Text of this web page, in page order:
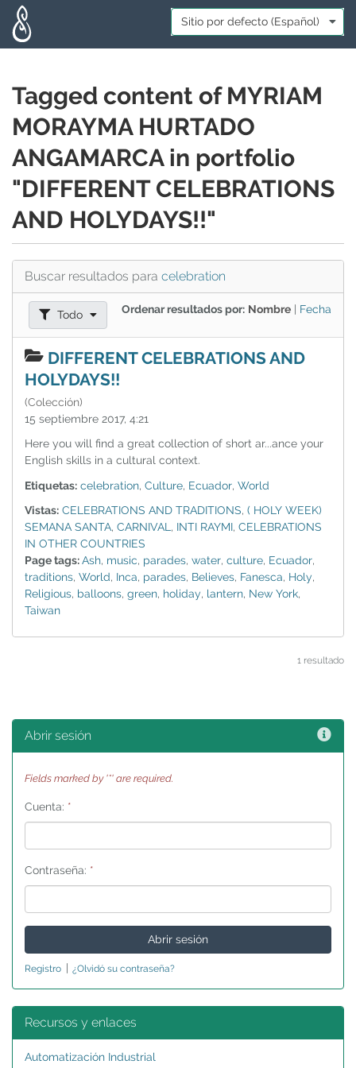
Idioma:
Tagged content of MYRIAM
MORAYMA HURTADO
ANGAMARCA in portfolio
"DIFFERENT CELEBRATIONS
AND HOLYDAYS!!"
Buscar resultados para celebration
Ordenar resultados por: Nombre | Fecha
Filtrar resultados como:
Todo
DIFFERENT CELEBRATIONS AND
HOLYDAYS!!
(Colección)
15 septiembre 2017, 4:21
Here you will find a great collection of short ar...ance your
English skills in a cultural context.
Etiquetas: celebration, Culture, Ecuador, World
Vistas: CELEBRATIONS AND TRADITIONS, ( HOLY WEEK)
SEMANA SANTA, CARNIVAL , INTI RAYMI, CELEBRATIONS
IN OTHER COUNTRIES
Page tags:Ash, music, parades, water, culture, Ecuador,
traditions, World, Inca, parades, Believes, Fanesca, Holy,
Religious, balloons, green, holiday, lantern, New York,
Taiwan
1 resultado
Abrir sesión
Fields marked by '*' are required.
Cuenta: *
Contraseña: *
Registro | ¿Olvidó su contraseña?
Recursos y enlaces
Automatización Industrial